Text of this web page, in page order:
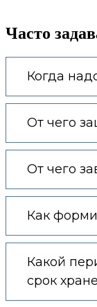
Часто
Когда
От чего
От чего
Как
Какой
срок